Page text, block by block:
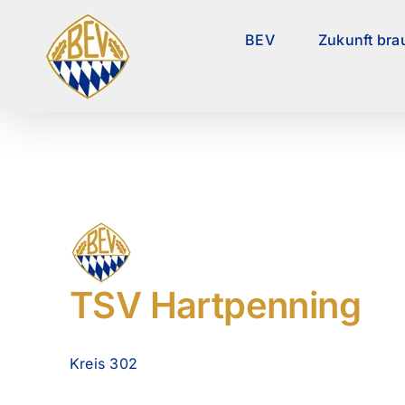
springen
BEV Zukunft
TSV Hartpenning
Kreis 302